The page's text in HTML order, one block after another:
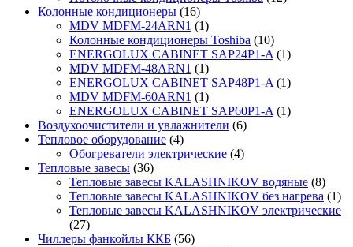
Колонные кондиционеры (16)
MDV MDFM-24ARN1 (1)
Колонные кондиционеры Toshiba (10)
ENERGOLUX CABINET SAP24P1-A (1)
MDV MDFM-48ARN1 (1)
ENERGOLUX CABINET SAP48P1-A (1)
MDV MDFM-60ARN1 (1)
ENERGOLUX CABINET SAP60P1-A (1)
Воздухоочистители и увлажнители (6)
Тепловое оборудование (4)
Обогреватели электрические (4)
Тепловые завесы (36)
Тепловые завесы KALASHNIKOV водяные (8)
Тепловые завесы KALASHNIKOV без нагрева (1)
Тепловые завесы KALASHNIKOV электрические
(27)
Чиллеры фанкойлы ККБ (56)